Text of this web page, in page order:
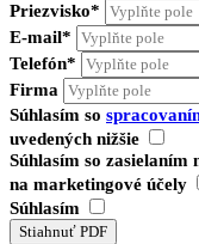
Priezvisko*
E-mail*
Telefón*
Firma
Súhlasím so
uvedených nižšie
Súhlasím so
na marketingové účely
Súhlasím